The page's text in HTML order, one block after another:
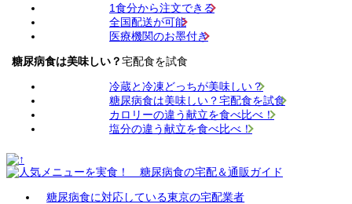
1食分から注文できる
全国配送が可能
医療機関のお墨付き
糖尿病食は美味しい？宅配食を試食
冷蔵と冷凍どっちが美味しい？
糖尿病食は美味しい？宅配食を試食
カロリーの違う献立を食べ比べ！
塩分の違う献立を食べ比べ！
糖尿病食に対応している東京の宅配業者